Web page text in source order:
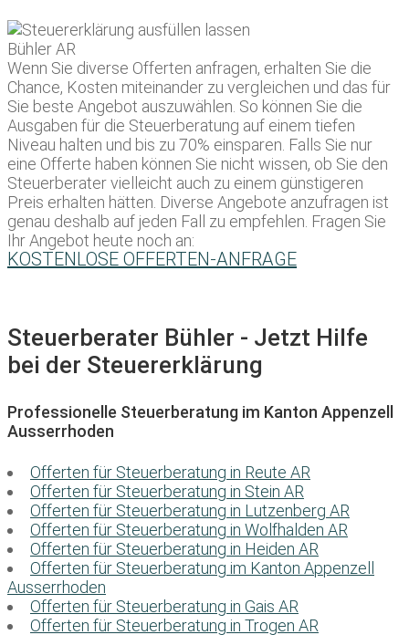
Wenn Sie diverse Offerten anfragen, erhalten Sie die
Chance, Kosten miteinander zu vergleichen und das für
Sie beste Angebot auszuwählen. So können Sie die
Ausgaben für die Steuerberatung auf einem tiefen
Niveau halten und bis zu 70% einsparen. Falls Sie nur
eine Offerte haben können Sie nicht wissen, ob Sie den
Steuerberater vielleicht auch zu einem günstigeren
Preis erhalten hätten. Diverse Angebote anzufragen ist
genau deshalb auf jeden Fall zu empfehlen. Fragen Sie
Ihr Angebot heute noch an:
KOSTENLOSE OFFERTEN-ANFRAGE
Steuerberater Bühler - Jetzt Hilfe
bei der Steuererklärung
Professionelle Steuerberatung im Kanton Appenzell
Ausserrhoden
Offerten für Steuerberatung in Reute AR
Offerten für Steuerberatung in Stein AR
Offerten für Steuerberatung in Lutzenberg AR
Offerten für Steuerberatung in Wolfhalden AR
Offerten für Steuerberatung in Heiden AR
Offerten für Steuerberatung im Kanton Appenzell
Ausserrhoden
Offerten für Steuerberatung in Gais AR
Offerten für Steuerberatung in Trogen AR